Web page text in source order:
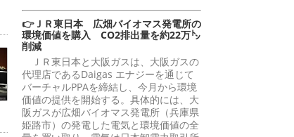
👉ＪＲ東日本 広畑バイオマス発電所の
環境価値を購入 CO2排出量を約22万㌧
削減
ＪＲ東日本と大阪ガスは、大阪ガスの
代理店であるDaigas エナジーを通じて
バーチャルPPAを締結し、今月から環境
価値の提供を開始する。具体的には、大
阪ガスが広畑バイオマス発電所（兵庫県
姫路市）の発電した電気と環境価値の全